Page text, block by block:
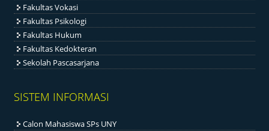
Fakultas Vokasi
Fakultas Psikologi
Fakultas Hukum
Fakultas Kedokteran
Sekolah Pascasarjana
SISTEM INFORMASI
Calon Mahasiswa SPs UNY